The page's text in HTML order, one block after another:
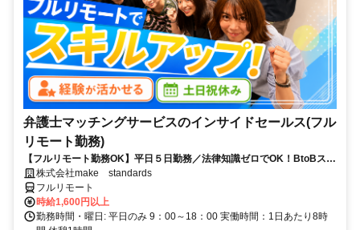
弁護士マッチングサービスのインサイドセールス(フル
リモート勤務)
【フルリモート勤務OK】平日５日勤務／法律知識ゼロでOK！BtoBスキ
ルが身につく営業職
株式会社make standards
フルリモート
時給1,600円以上
勤務時間・曜日: 平日のみ 9：00～18：00 実働時間：1日あたり8時